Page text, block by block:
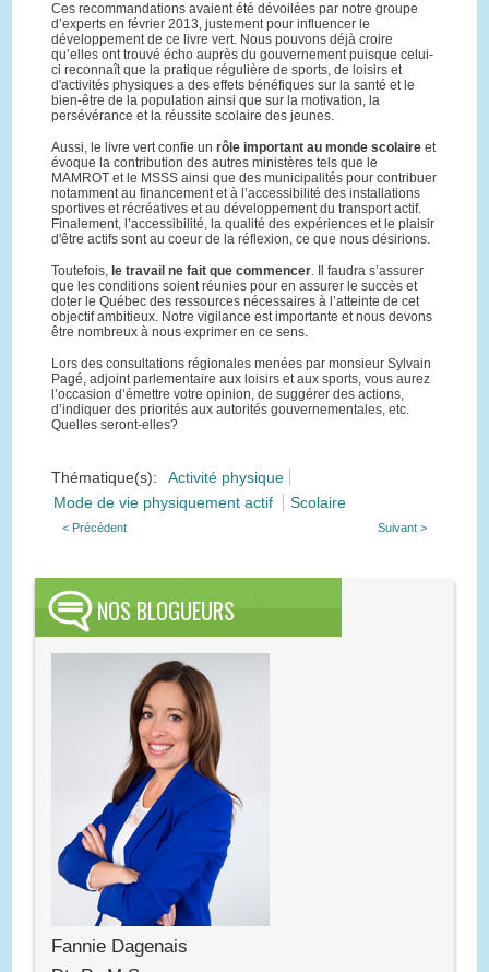
Ces recommandations avaient été dévoilées par notre groupe
d’experts en février 2013, justement pour influencer le
développement de ce livre vert. Nous pouvons déjà croire
qu’elles ont trouvé écho auprès du gouvernement puisque celui-
ci reconnaît que la pratique régulière de sports, de loisirs et
d'activités physiques a des effets bénéfiques sur la santé et le
bien-être de la population ainsi que sur la motivation, la
persévérance et la réussite scolaire des jeunes.
Aussi, le livre vert confie un rôle important au monde scolaireet
évoque la contribution des autres ministères tels que le
MAMROT et le MSSS ainsi que des municipalités pour contribuer
notamment au financement et à l’accessibilité des installations
sportives et récréatives et au développement du transport actif.
Finalement, l’accessibilité, la qualité des expériences et le plaisir
d'être actifs sont au coeur de la réflexion, ce que nous désirions.
Toutefois, le travail ne fait que commencer. Il faudra s’assurer
que les conditions soient réunies pour en assurer le succès et
doter le Québec des ressources nécessaires à l’atteinte de cet
objectif ambitieux. Notre vigilance est importante et nous devons
être nombreux à nous exprimer en ce sens.
Lors des consultations régionales menées par monsieur Sylvain
Pagé, adjoint parlementaire aux loisirs et aux sports, vous aurez
l’occasion d’émettre votre opinion, de suggérer des actions,
d’indiquer des priorités aux autorités gouvernementales, etc.
Quelles seront-elles?
Thématique(s):
Activité physique
Mode de vie physiquement actif
Scolaire
< Précédent Suivant >
NOS BLOGUEURS
Fannie Dagenais